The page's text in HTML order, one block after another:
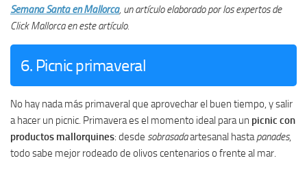
Semana Santa en Mallorca, un artículo elaborado por los expertos de
Click Mallorca en este artículo.
6. Picnic primaveral
No hay nada más primaveral que aprovechar el buen tiempo, y salir
a hacer un picnic. Primavera es el momento ideal para un picnic con
productos mallorquines: desde sobrasadaartesanal hasta panades,
todo sabe mejor rodeado de olivos centenarios o frente al mar.